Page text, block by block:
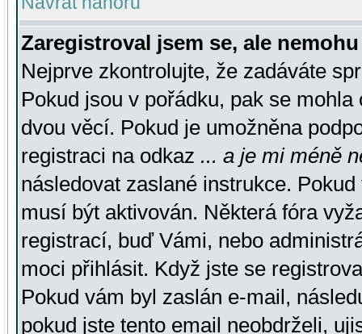
Zaregistroval jsem se, ale
Nejprve zkontrolujte, že zadáváte
Pokud jsou v pořádku, pak se
dvou věcí. Pokud je umožněna
registraci na odkaz ... a je mi méně
následovat zaslané instrukce.
musí být aktivován. Některá fóra
registrací, buď Vámi, nebo
moci přihlásit. Když jste se
Pokud vám byl zaslán e-mail,
pokud jste tento email neobdrželi,